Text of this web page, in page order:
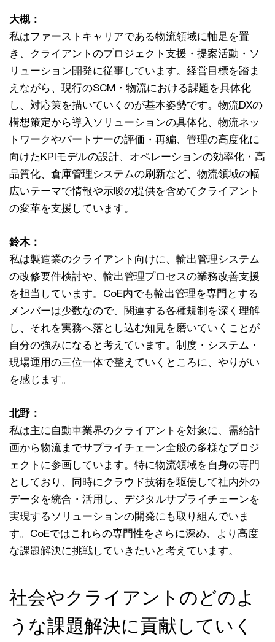
大槻：
私はファーストキャリアである物流領域に軸足を置
き、クライアントのプロジェクト支援・提案活動・ソ
リューション開発に従事しています。経営目標を踏ま
えながら、現行のSCM・物流における課題を具体化
し、対応策を描いていくのが基本姿勢です。物流DXの
構想策定から導入ソリューションの具体化、物流ネッ
トワークやパートナーの評価・再編、管理の高度化に
向けたKPIモデルの設計、オペレーションの効率化・高
品質化、倉庫管理システムの刷新など、物流領域の幅
広いテーマで情報や示唆の提供を含めてクライアント
の変革を支援しています。
鈴木：
私は製造業のクライアント向けに、輸出管理システム
の改修要件検討や、輸出管理プロセスの業務改善支援
を担当しています。CoE内でも輸出管理を専門とする
メンバーは少数なので、関連する各種規制を深く理解
し、それを実務へ落とし込む知見を磨いていくことが
自分の強みになると考えています。制度・システム・
現場運用の三位一体で整えていくところに、やりがい
を感じます。
北野：
私は主に自動車業界のクライアントを対象に、需給計
画から物流までサプライチェーン全般の多様なプロジ
ェクトに参画しています。特に物流領域を自身の専門
としており、同時にクラウド技術を駆使して社内外の
データを統合・活用し、デジタルサプライチェーンを
実現するソリューションの開発にも取り組んでいま
す。CoEではこれらの専門性をさらに深め、より高度
な課題解決に挑戦していきたいと考えています。
社会やクライアントのどのよ
うな課題解決に貢献していく